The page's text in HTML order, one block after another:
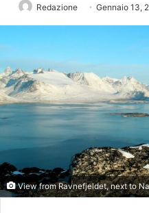
Redazione Gennaio 13,
View from Ravnefjeldet, next to